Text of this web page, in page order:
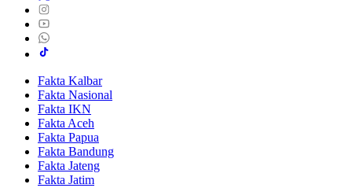
Fakta Kalbar
Fakta Nasional
Fakta IKN
Fakta Aceh
Fakta Papua
Fakta Bandung
Fakta Jateng
Fakta Jatim